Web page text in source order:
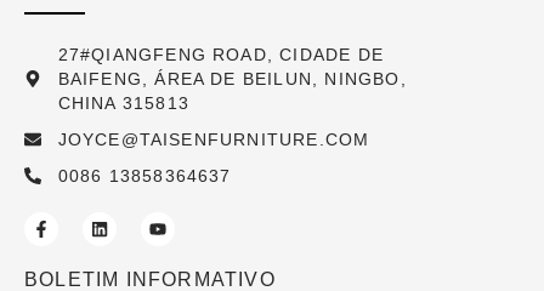
27#QIANGFENG ROAD, CIDADE DE
BAIFENG, ÁREA DE BEILUN, NINGBO,
CHINA 315813
JOYCE@TAISENFURNITURE.COM
0086 13858364637
BOLETIM INFORMATIVO